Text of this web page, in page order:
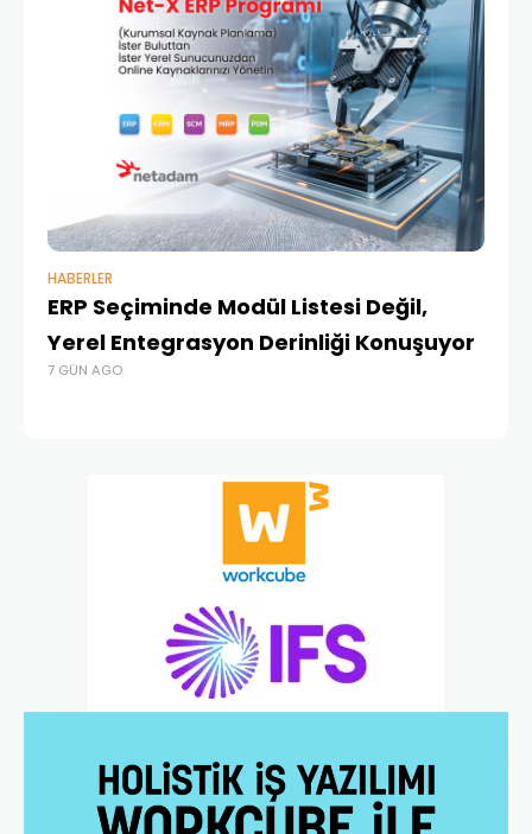
HABERLER
ERP Seçiminde Modül Listesi Değil,
Yerel Entegrasyon Derinliği Konuşuyor
7 GÜN AGO